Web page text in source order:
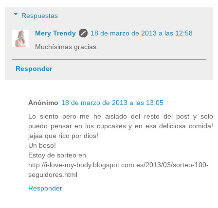
Respuestas
Mery Trendy
18 de marzo de 2013 a las 12:58
Muchísimas gracias.
Responder
Anónimo 18 de marzo de 2013 a las 13:05
Lo siento pero me he aislado del resto del post y solo
puedo pensar en los cupcakes y en esa deliciosa comida!
jajaa que rico por dios!
Un beso!
Estoy de sorteo en
http://i-love-my-body.blogspot.com.es/2013/03/sorteo-100-
seguidores.html
Responder